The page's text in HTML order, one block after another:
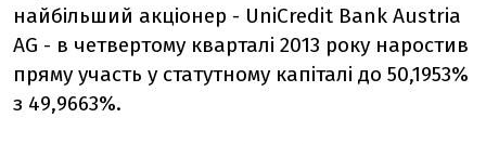
найбільший акціонер - UniCredit Bank Austria
AG - в четвертому кварталі 2013 року наростив
пряму участь у статутному капіталі до 50,1953%
з 49,9663%.